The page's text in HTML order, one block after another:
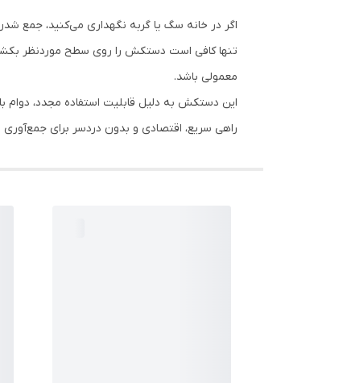
اگر در خانه سگ یا گربه نگهداری می‌کنید، جمع
تنها کافی است دستکش را روی سطح موردنظر
معمولی باشد.
این دستکش به دلیل قابلیت استفاده مجدد، دوام
راهی سریع، اقتصادی و بدون دردسر برای